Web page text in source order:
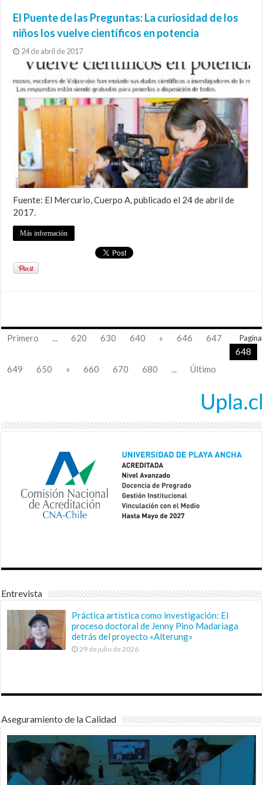
El Puente de las Preguntas: La curiosidad de los
niños los vuelve científicos en potencia
24 de abril de 2017
Fuente: El Mercurio, Cuerpo A, publicado el 24 de abril de
2017.
Más información
Pagina
Primero ... 620 630 640 « 646
647
648
649
650 » 660 670 680 ... Último
Entrevista
Práctica artística como investigación: El
proceso doctoral de Jenny Pino Madariaga
detrás del proyecto «Alterung»
29 de julio de 2026
Aseguramiento de la Calidad